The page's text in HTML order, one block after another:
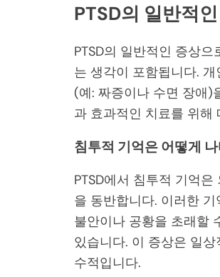
PTSD의 일반적
PTSD의 일반적인 증상
는 생각이 포함됩니다.
(예: 짜증이나 수면 장애)
과 효과적인 치료를 위해
침투적 기억은 어떻게
PTSD에서 침투적 기억
을 동반합니다. 이러한
불안이나 공황을 초래할
있습니다. 이 증상은 일
수적입니다.